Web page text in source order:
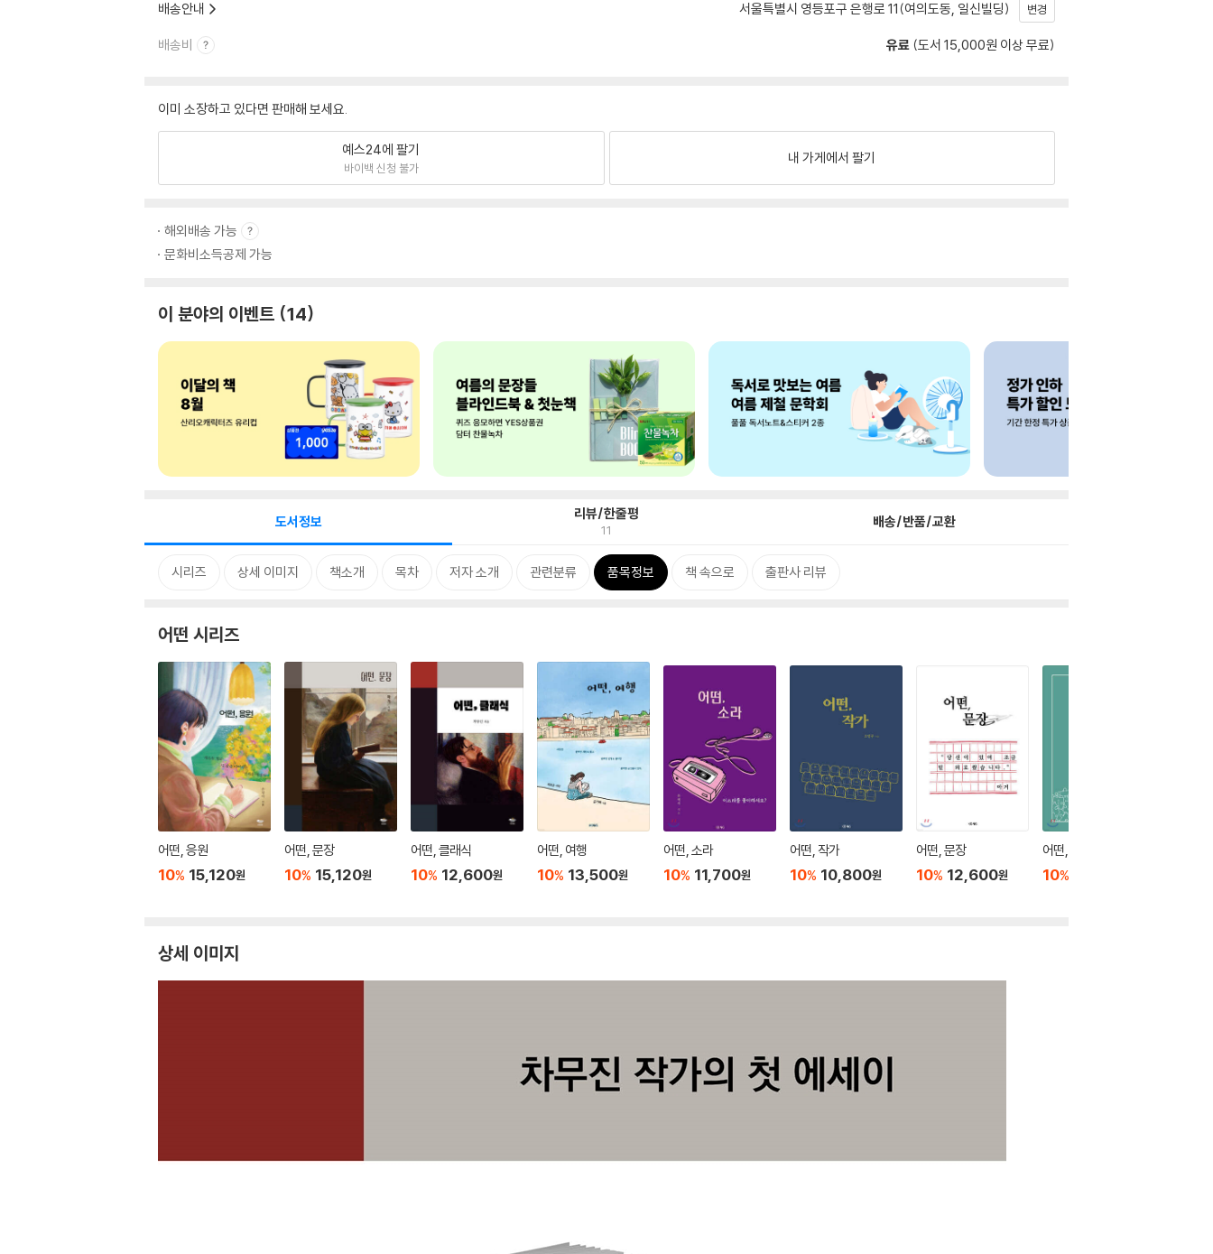
배송안내 서울특별시 영등포구 은행로 11(여의도동, 일신빌딩) 변경
배송비 유료 (도서 15,000원 이상 무료)
이미 소장하고 있다면 판매해 보세요.
예스24에 팔기
바이백 신청 불가
내 가게에서 팔기
해외배송 가능
문화비소득공제 가능
이 분야의 이벤트 14
도서정보 리뷰/한줄평
11 배송/반품/교환
시리즈 상세 이미지 책소개 목차 저자 소개 관련분류 품목정보 책 속으로 출판사 리뷰
어떤 시리즈
어떤, 응원
10% 15,120원
어떤, 문장
10% 15,120원
어떤, 클래식
10% 12,600원
어떤, 여행
10% 13,500원
어떤, 소라
10% 11,700원
어떤, 작가
10% 10,800원
어떤, 문장
10% 12,600원
어떤, 낱말
10%
상세 이미지